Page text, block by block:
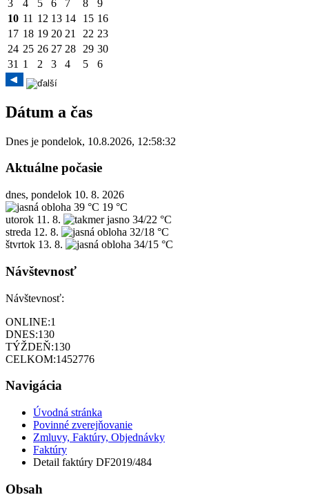
3 4 5 6 7 8
9
10 11 12 13 14 15 16
17 18 19 20 21 22 23
24 25 26 27 28 29 30
31 1 2 3 4 5 6
Dátum a čas
Dnes je pondelok, 10.8.2026, 12:58:32
Aktuálne počasie
dnes, pondelok 10. 8. 2026
39 °C 19 °C
utorok 11. 8.
34/22 °C
streda 12. 8.
32/18 °C
štvrtok 13. 8. 34/15 °C
Návštevnosť
Návštevnosť:
ONLINE:1
DNES:130
TÝŽDEŇ:130
CELKOM:1452776
Navigácia
Úvodná stránka
Povinné zverejňovanie
Zmluvy, Faktúry, Objednávky
Faktúry
Detail faktúry DF2019/484
Obsah